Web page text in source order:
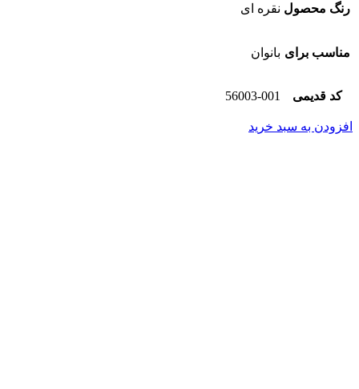
رنگ محصول نقره ای
مناسب برای بانوان
کد قدیمی 56003-001
افزودن به سبد خرید